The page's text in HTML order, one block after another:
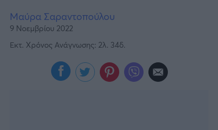
Μαύρα Σαραντοπούλου
9 Νοεμβρίου 2022
Εκτ. Χρόνος Ανάγνωσης: 2λ. 34δ.